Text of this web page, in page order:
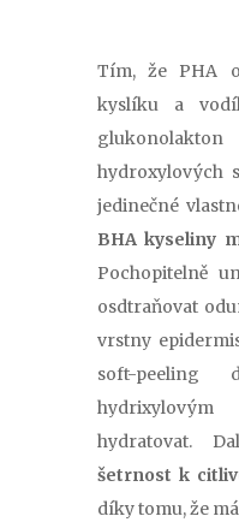
Tím, že PHA
kyslíku a
hydroxylových
jedinečné
BHA kyseliny
Pochopitelně
osdtraňovat
vrstny
soft-peeling
hydratovat.
šetrnost k
díky tomu, že